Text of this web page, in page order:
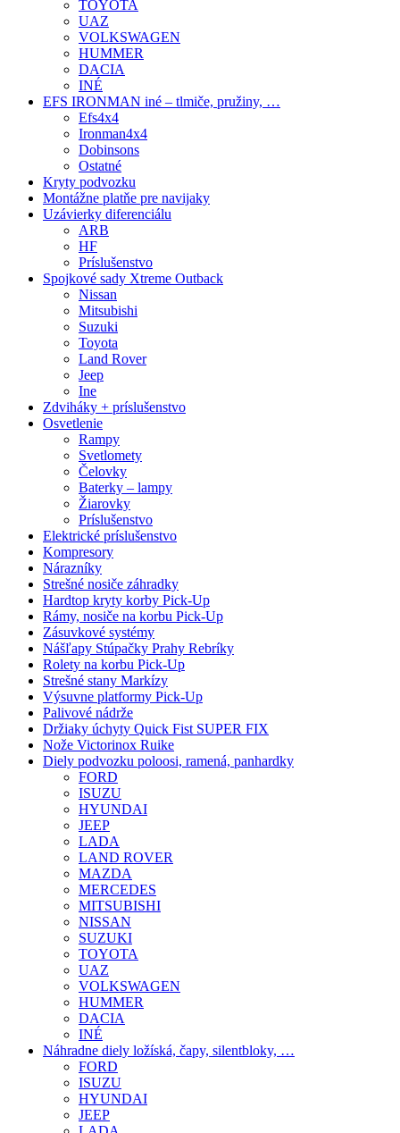
TOYOTA
UAZ
VOLKSWAGEN
HUMMER
DACIA
INÉ
EFS IRONMAN iné – tlmiče, pružiny, …
Efs4x4
Ironman4x4
Dobinsons
Ostatné
Kryty podvozku
Montážne platňe pre navijaky
Uzávierky diferenciálu
ARB
HF
Príslušenstvo
Spojkové sady Xtreme Outback
Nissan
Mitsubishi
Suzuki
Toyota
Land Rover
Jeep
Ine
Zdviháky + príslušenstvo
Osvetlenie
Rampy
Svetlomety
Čelovky
Baterky – lampy
Žiarovky
Príslušenstvo
Elektrické príslušenstvo
Kompresory
Nárazníky
Strešné nosiče záhradky
Hardtop kryty korby Pick-Up
Rámy, nosiče na korbu Pick-Up
Zásuvkové systémy
Nášľapy Stúpačky Prahy Rebríky
Rolety na korbu Pick-Up
Strešné stany Markízy
Výsuvne platformy Pick-Up
Palivové nádrže
Držiaky úchyty Quick Fist SUPER FIX
Nože Victorinox Ruike
Diely podvozku poloosi, ramená, panhardky
FORD
ISUZU
HYUNDAI
JEEP
LADA
LAND ROVER
MAZDA
MERCEDES
MITSUBISHI
NISSAN
SUZUKI
TOYOTA
UAZ
VOLKSWAGEN
HUMMER
DACIA
INÉ
Náhradne diely ložíská, čapy, silentbloky, …
FORD
ISUZU
HYUNDAI
JEEP